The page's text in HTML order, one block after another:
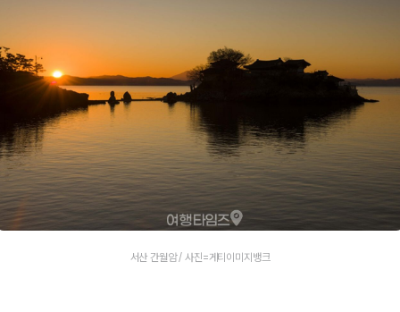
서산 간월암 / 사진=게티이미지뱅크